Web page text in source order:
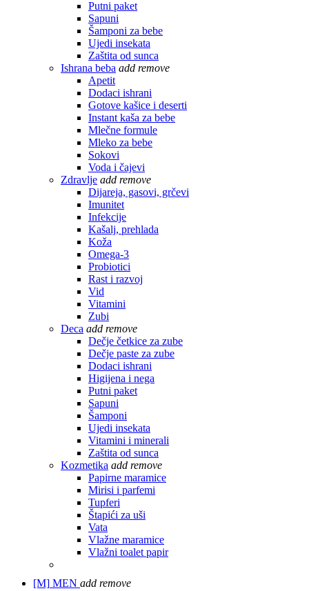
Putni paket
Sapuni
Šamponi za bebe
Ujedi insekata
Zaštita od sunca
Ishrana beba add remove
Apetit
Dodaci ishrani
Gotove kašice i deserti
Instant kaša za bebe
Mlečne formule
Mleko za bebe
Sokovi
Voda i čajevi
Zdravlje add remove
Dijareja, gasovi, grčevi
Imunitet
Infekcije
Kašalj, prehlada
Koža
Omega-3
Probiotici
Rast i razvoj
Vid
Vitamini
Zubi
Deca add remove
Dečje četkice za zube
Dečje paste za zube
Dodaci ishrani
Higijena i nega
Putni paket
Sapuni
Šamponi
Ujedi insekata
Vitamini i minerali
Zaštita od sunca
Kozmetika add remove
Papirne maramice
Mirisi i parfemi
Tupferi
Štapići za uši
Vata
Vlažne maramice
Vlažni toalet papir
[M] MEN add remove